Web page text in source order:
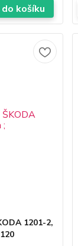
košíku
1201-2,